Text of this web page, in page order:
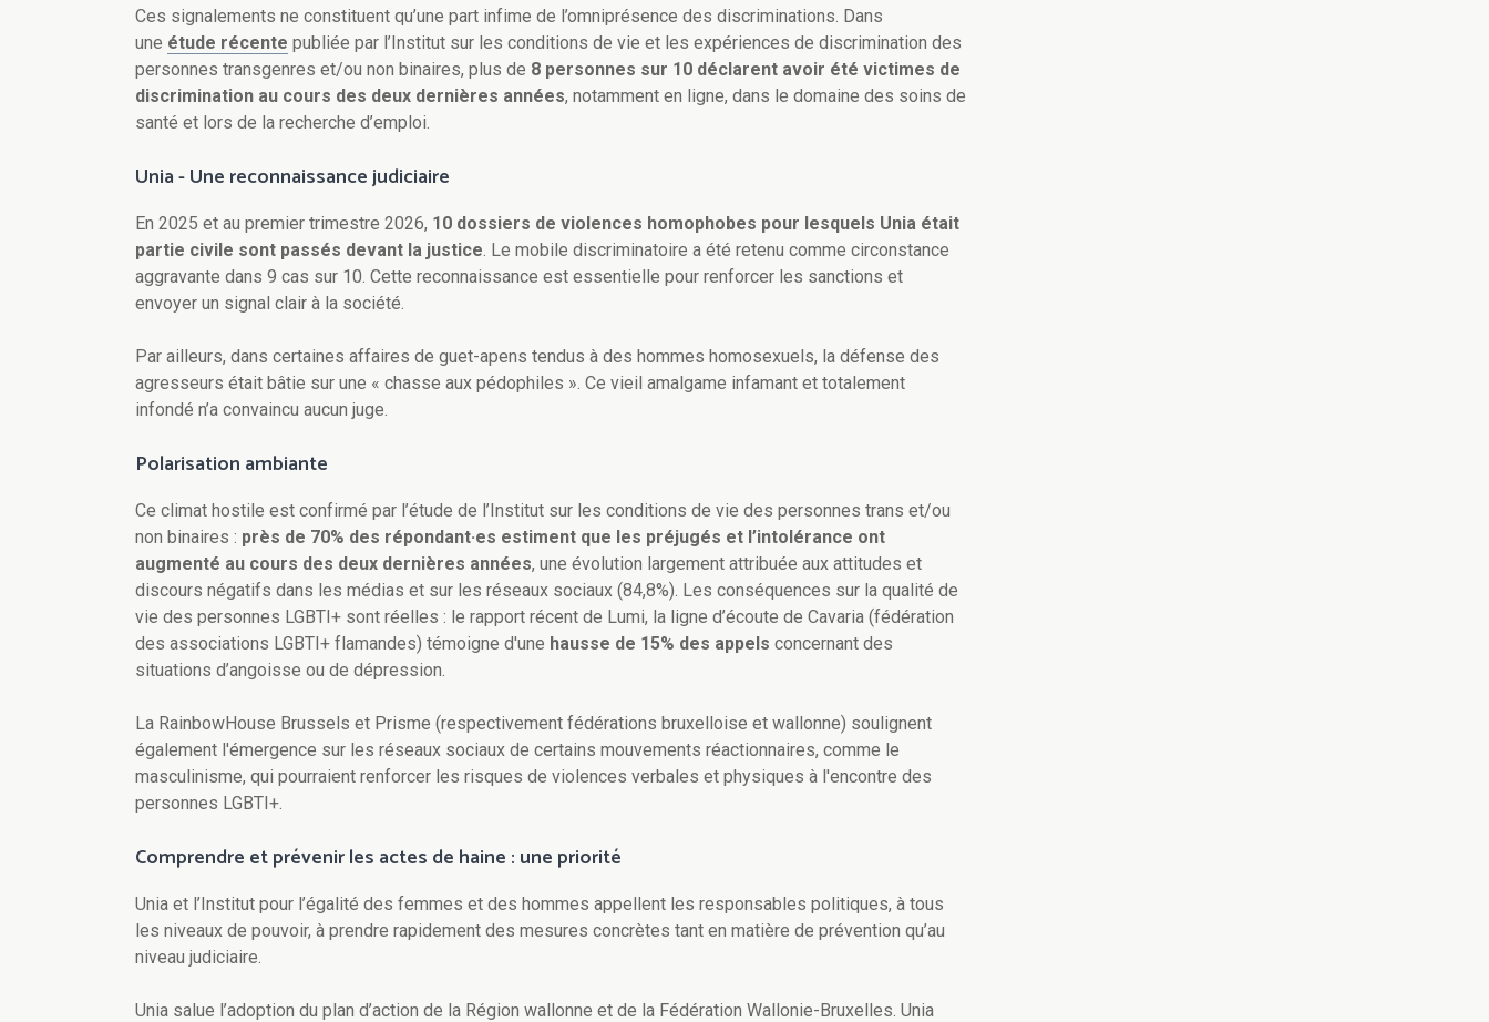
Ces signalements ne constituent qu’une part infime de l’omniprésence des discriminations. Dans
une étude récente publiée par l’Institut sur les conditions de vie et les expériences de discrimination des
personnes transgenres et/ou non binaires, plus de 8 personnes sur 10 déclarent avoir été victimes de
discrimination au cours des deux dernières années, notamment en ligne, dans le domaine des soins de
santé et lors de la recherche d’emploi.
Unia - Une reconnaissance judiciaire
En 2025 et au premier trimestre 2026, 10 dossiers de violences homophobes pour lesquels Unia était
partie civile sont passés devant la justice. Le mobile discriminatoire a été retenu comme circonstance
aggravante dans 9 cas sur 10. Cette reconnaissance est essentielle pour renforcer les sanctions et
envoyer un signal clair à la société.
Par ailleurs, dans certaines affaires de guet-apens tendus à des hommes homosexuels, la défense des
agresseurs était bâtie sur une « chasse aux pédophiles ». Ce vieil amalgame infamant et totalement
infondé n’a convaincu aucun juge.
Polarisation ambiante
Ce climat hostile est confirmé par l’étude de l’Institut sur les conditions de vie des personnes trans et/ou
non binaires : près de 70% des répondant·es estiment que les préjugés et l’intolérance ont
augmenté au cours des deux dernières années, une évolution largement attribuée aux attitudes et
discours négatifs dans les médias et sur les réseaux sociaux (84,8%). Les conséquences sur la qualité de
vie des personnes LGBTI+ sont réelles : le rapport récent de Lumi, la ligne d’écoute de Cavaria (fédération
des associations LGBTI+ flamandes) témoigne d'une hausse de 15% des appels concernant des
situations d’angoisse ou de dépression.
La RainbowHouse Brussels et Prisme (respectivement fédérations bruxelloise et wallonne) soulignent
également l'émergence sur les réseaux sociaux de certains mouvements réactionnaires, comme le
masculinisme, qui pourraient renforcer les risques de violences verbales et physiques à l'encontre des
personnes LGBTI+.
Comprendre et prévenir les actes de haine : une priorité
Unia et l’Institut pour l’égalité des femmes et des hommes appellent les responsables politiques, à tous
les niveaux de pouvoir, à prendre rapidement des mesures concrètes tant en matière de prévention qu’au
niveau judiciaire.
Unia salue l’adoption du plan d’action de la Région wallonne et de la Fédération Wallonie-Bruxelles. Unia